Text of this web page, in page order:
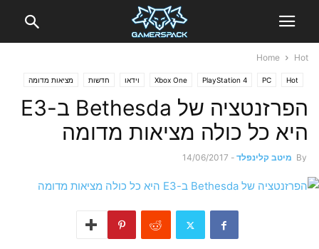
Home Hot
Hot
PC
PlayStation 4
Xbox One וידאו חדשות מציאות מדומה
הפרזנטציה של Bethesda ב-E3
היא כל כולה מציאות מדומה
By מיטב קלינפלד -
14/06/2017